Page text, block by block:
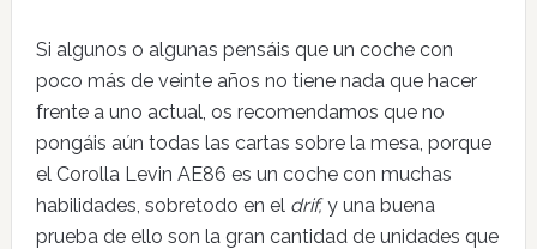
Si algunos o algunas pensáis que un coche con
poco más de veinte años no tiene nada que hacer
frente a uno actual, os recomendamos que no
pongáis aún todas las cartas sobre la mesa, porque
el Corolla Levin AE86 es un coche con muchas
habilidades, sobretodo en el drif,y una buena
prueba de ello son la gran cantidad de unidades que